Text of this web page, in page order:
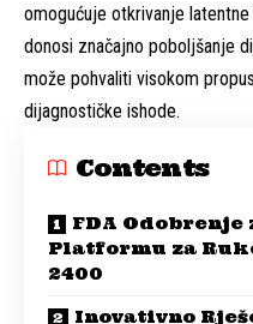
omogućuje otkrivanje
donosi značajno poboljšanje
može pohvaliti visokom
dijagnostičke ishode.
Contents
FDA Odobrenje
Platformu za
2400
Inovativno